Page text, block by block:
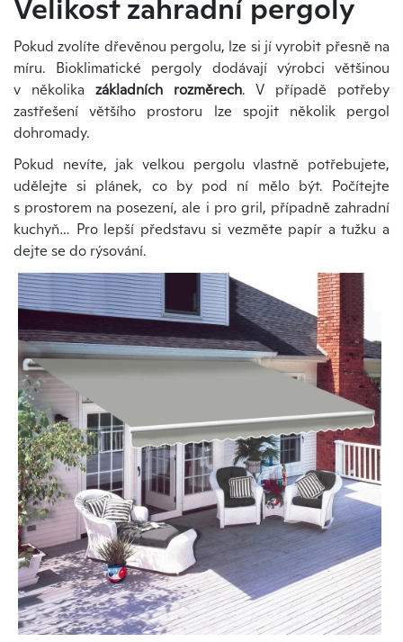
Velikost zahradní pergoly
Pokud zvolíte dřevěnou pergolu, lze si jí vyrobit přesně na
míru. Bioklimatické pergoly dodávají výrobci většinou
v několika základních rozměrech. V případě potřeby
zastřešení většího prostoru lze spojit několik pergol
dohromady.
Pokud nevíte, jak velkou pergolu vlastně potřebujete,
udělejte si plánek, co by pod ní mělo být. Počítejte
s prostorem na posezení, ale i pro gril, případně zahradní
kuchyň… Pro lepší představu si vezměte papír a tužku a
dejte se do rýsování.